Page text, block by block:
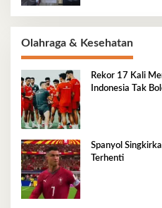
Olahraga & Kesehatan
Rekor 17 Kali
Indonesia Tak
Spanyol
Terhenti